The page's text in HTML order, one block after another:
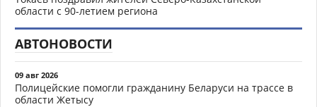
области с 90-летием региона
АВТОНОВОСТИ
09 авг 2026
Полицейские помогли гражданину Беларуси на трассе в
области Жетысу